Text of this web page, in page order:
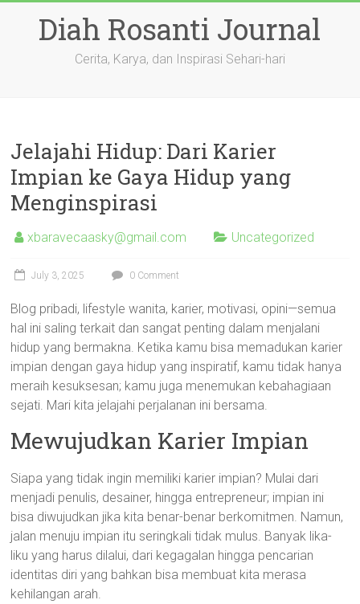
contentDiah Rosanti Journal
Cerita, Karya, dan Inspirasi Sehari-hari
Jelajahi Hidup: Dari Karier
Impian ke Gaya Hidup yang
Menginspirasi
xbaravecaasky@gmail.com Uncategorized
July 3, 2025 0 Comment
Blog pribadi, lifestyle wanita, karier, motivasi, opini—semua
hal ini saling terkait dan sangat penting dalam menjalani
hidup yang bermakna. Ketika kamu bisa memadukan karier
impian dengan gaya hidup yang inspiratif, kamu tidak hanya
meraih kesuksesan; kamu juga menemukan kebahagiaan
sejati. Mari kita jelajahi perjalanan ini bersama.
Mewujudkan Karier Impian
Siapa yang tidak ingin memiliki karier impian? Mulai dari
menjadi penulis, desainer, hingga entrepreneur; impian ini
bisa diwujudkan jika kita benar-benar berkomitmen. Namun,
jalan menuju impian itu seringkali tidak mulus. Banyak lika-
liku yang harus dilalui, dari kegagalan hingga pencarian
identitas diri yang bahkan bisa membuat kita merasa
kehilangan arah.